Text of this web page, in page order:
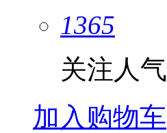
1365
关注人气
加入购物车